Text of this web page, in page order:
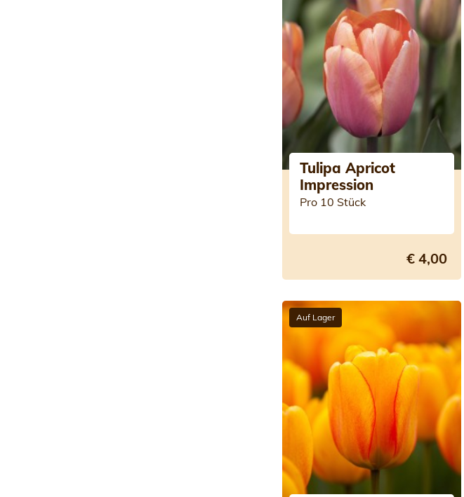
Tulipa Apricot
Impression
Pro 10 Stück
€ 4,00
Auf Lager